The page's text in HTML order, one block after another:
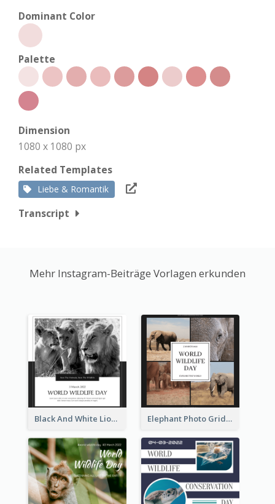
Dominant Color
Palette
Dimension
1080 x 1080 px
Related Templates
Liebe & Romantik
Transcript
Mehr Instagram-Beiträge Vorlagen erkunden
Black And White Lion World Wildlife Day Instagram Post Elephant Photo Grid World Wildlife Day Instagram Post